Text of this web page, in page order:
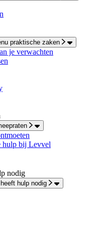
praktische zaken
je verwachten
hulp bij Levvel
nodig
hulp nodig